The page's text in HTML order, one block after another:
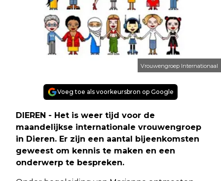
Vrouwengroep Internationaal
Voeg toe als voorkeursbron op Google
DIEREN - Het is weer tijd voor de
maandelijkse internationale vrouwengroep
in Dieren. Er zijn een aantal bijeenkomsten
geweest om kennis te maken en een
onderwerp te bespreken.